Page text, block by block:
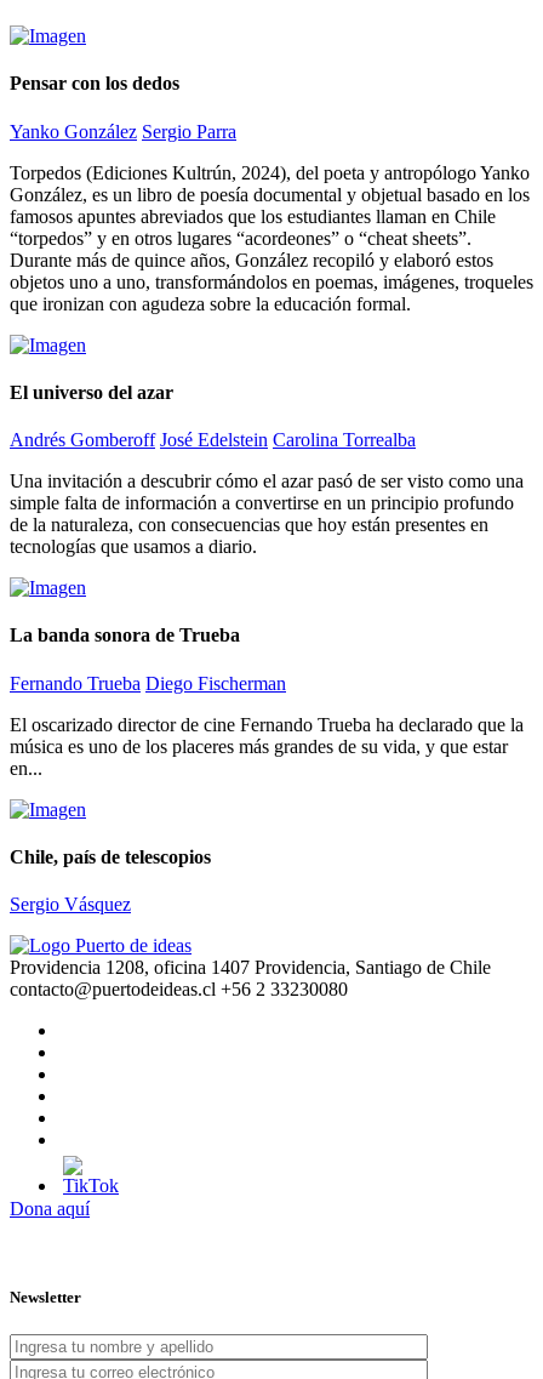
Pensar con los dedos
Yanko González Sergio Parra
Torpedos (Ediciones Kultrún, 2024), del poeta y antropólogo Yanko
González, es un libro de poesía documental y objetual basado en los
famosos apuntes abreviados que los estudiantes llaman en Chile
“torpedos” y en otros lugares “acordeones” o “cheat sheets”.
Durante más de quince años, González recopiló y elaboró estos
objetos uno a uno, transformándolos en poemas, imágenes, troqueles
que ironizan con agudeza sobre la educación formal.
El universo del azar
Andrés Gomberoff José Edelstein Carolina Torrealba
Una invitación a descubrir cómo el azar pasó de ser visto como una
simple falta de información a convertirse en un principio profundo
de la naturaleza, con consecuencias que hoy están presentes en
tecnologías que usamos a diario.
La banda sonora de Trueba
Fernando Trueba Diego Fischerman
El oscarizado director de cine Fernando Trueba ha declarado que la
música es uno de los placeres más grandes de su vida, y que estar
en...
Chile, país de telescopios
Sergio Vásquez
Providencia 1208, oficina 1407 Providencia, Santiago de Chile
contacto@puertodeideas.cl +56 2 33230080
Dona aquí
Newsletter